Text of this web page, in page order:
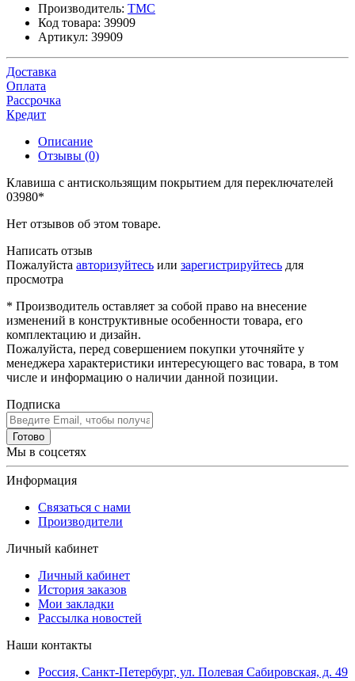
Производитель: TMC
Код товара: 39909
Артикул: 39909
Доставка
Оплата
Рассрочка
Кредит
Описание
Отзывы (0)
Клавиша с антискользящим покрытием для переключателей
03980*
Нет отзывов об этом товаре.
Написать отзыв
Пожалуйста авторизуйтесь или зарегистрируйтесь для
просмотра
* Производитель оставляет за собой право на внесение
изменений в конструктивные особенности товара, его
комплектацию и дизайн.
Пожалуйста, перед совершением покупки уточняйте у
менеджера характеристики интересующего вас товара, в том
числе и информацию о наличии данной позиции.
Подписка
Готово
Мы в соцсетях
Информация
Связаться с нами
Производители
Личный кабинет
Личный кабинет
История заказов
Мои закладки
Рассылка новостей
Наши контакты
Россия, Санкт-Петербург, ул. Полевая Сабировская, д. 49